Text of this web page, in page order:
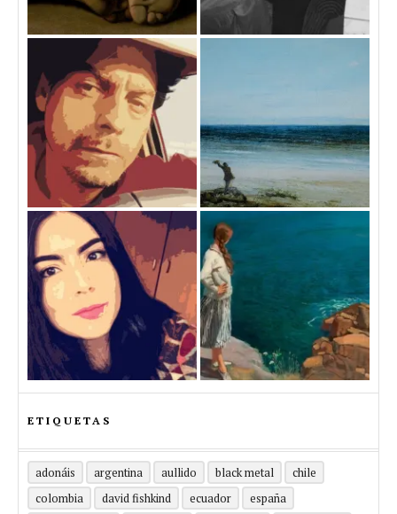
ETIQUETAS
adonáis argentina aullido black metal
chile
colombia
david fishkind ecuador
españa